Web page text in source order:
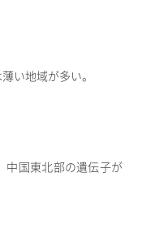
い地域が多い。
中国東北部の遺伝子が